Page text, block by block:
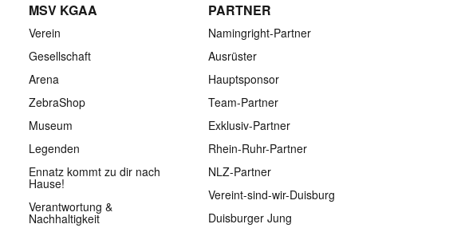
MSV KGAA
Verein
Gesellschaft
Arena
ZebraShop
Museum
Legenden
Ennatz kommt zu dir nach
Hause!
Verantwortung &
Nachhaltigkeit
PARTNER
Namingright-Partner
Ausrüster
Hauptsponsor
Team-Partner
Exklusiv-Partner
Rhein-Ruhr-Partner
NLZ-Partner
Vereint-sind-wir-Duisburg
Duisburger Jung